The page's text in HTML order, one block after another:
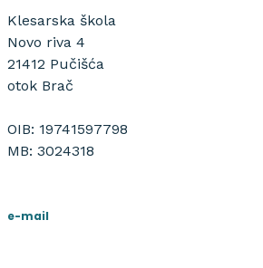
Klesarska škola
Novo riva 4
21412 Pučišća
otok Brač
OIB: 19741597798
MB: 3024318
e-mail